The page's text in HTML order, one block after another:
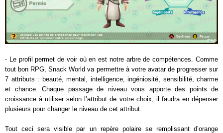
- Le profil permet de voir où en est notre arbre de compétences. Comme
tout bon RPG, Snack World va permettre à votre avatar de progresser sur
7 attributs : beauté, mental, intelligence, ingéniosité, sensibilité, charme
et chance. Chaque passage de niveau vous apporte des points de
croissance à utiliser selon l’attribut de votre choix, il faudra en dépenser
plusieurs pour changer le niveau de cet attribut.
Tout ceci sera visible par un repère polaire se remplissant d’orange